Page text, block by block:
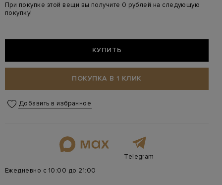
При покупке этой вещи вы получите 0 рублей на следующую
покупку!
КУПИТЬ
ПОКУПКА В 1 КЛИК
Добавить в избранное
Telegram
Ежедневно с 10:00 до 21:00